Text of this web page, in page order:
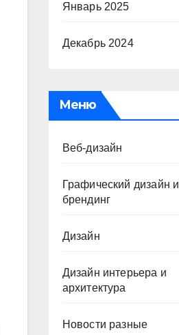
Январь 2025
Декабрь 2024
Меню
Веб-дизайн
Графический дизайн и
брендинг
Дизайн
Дизайн интерьера и
архитектура
Новости разные